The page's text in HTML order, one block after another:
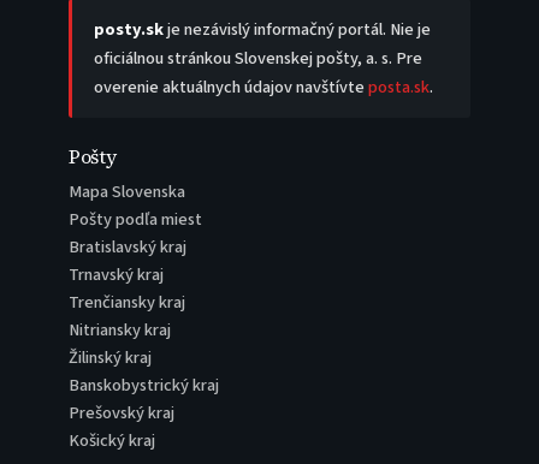
posty.skje nezávislý informačný portál. Nie je
oficiálnou stránkou Slovenskej pošty, a. s. Pre
overenie aktuálnych údajov navštívteposta.sk.
Pošty
Mapa Slovenska
Pošty podľa miest
Bratislavský kraj
Trnavský kraj
Trenčiansky kraj
Nitriansky kraj
Žilinský kraj
Banskobystrický kraj
Prešovský kraj
Košický kraj